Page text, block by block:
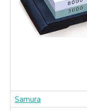
Samura